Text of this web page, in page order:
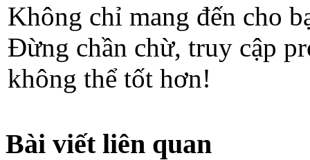
Không chỉ mang đến cho
Đừng chần chừ, truy cập
không thể tốt hơn!
Bài viết liên quan